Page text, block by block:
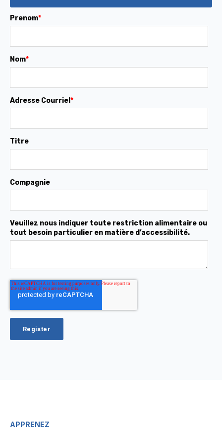
Prenom*
Nom*
Adresse Courriel *
Titre
Compagnie
Veuillez nous indiquer toute restriction alimentaire ou
tout besoin particulier en matière d’accessibilité.
APPRENEZ